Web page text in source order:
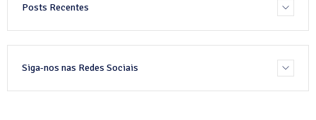
Posts Recentes
Siga-nos nas Redes Sociais